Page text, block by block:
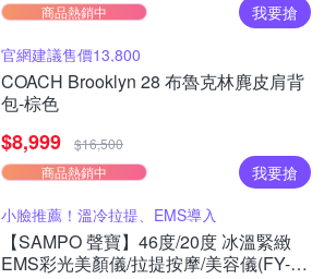
商品熱銷中
我要搶
官網建議售價13,800
COACH Brooklyn 28 布魯克林麂皮肩背
包-棕色
$8,999
$16,500
商品熱銷中
我要搶
小臉推薦！溫冷拉提、EMS導入
【SAMPO 聲寶】46度/20度 冰溫緊緻
EMS彩光美顏儀/拉提按摩/美容儀(FY-